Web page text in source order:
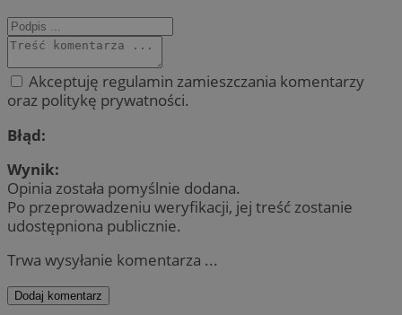
Akceptuję regulamin zamieszczania komentarzy
oraz politykę prywatności.
Błąd:
Wynik:
Opinia została pomyślnie dodana.
Po przeprowadzeniu weryfikacji, jej treść zostanie
udostępniona publicznie.
Trwa wysyłanie komentarza ...
Dodaj komentarz